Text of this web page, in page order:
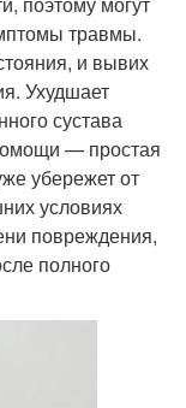
травмы.
и вывих
Ухудшает
сустава
— простая
убережет от
условиях
повреждения,
полного